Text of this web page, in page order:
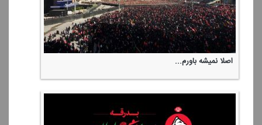
اصلا نمیشه باورم...